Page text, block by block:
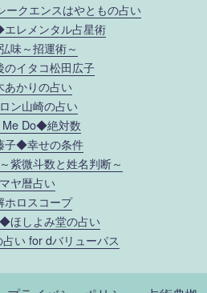
ークエンスはやともの占い
レメンタル占星術
味～招運術～
のイタコ松田広子
あかりの占い
ン山崎の占い
Me Do◆絶対数
子◆幸せの条件
紫微斗数と姓名判断～
マヤ暦占い
ホロスコープ
ほしよみ堂の占い
い for dバリューパス